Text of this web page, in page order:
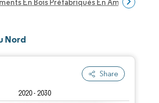
En Bois Préfabriqués En Amérique Du
Nord
Share
2020 - 2030